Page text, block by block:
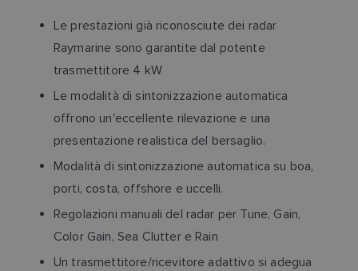
Le prestazioni già riconosciute dei radar
Raymarine sono garantite dal potente
trasmettitore 4 kW
Le modalità di sintonizzazione automatica
offrono un'eccellente rilevazione e una
presentazione realistica del bersaglio.
Modalità di sintonizzazione automatica su boa,
porti, costa, offshore e uccelli.
Regolazioni manuali del radar per Tune, Gain,
Color Gain, Sea Clutter e Rain
Un trasmettitore/ricevitore adattivo si adegua